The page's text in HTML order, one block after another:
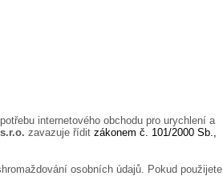
internetového obchodu pro urychlení a
zavazuje řídit zákonem č. 101/2000 Sb.,
osobních údajů. Pokud použijete